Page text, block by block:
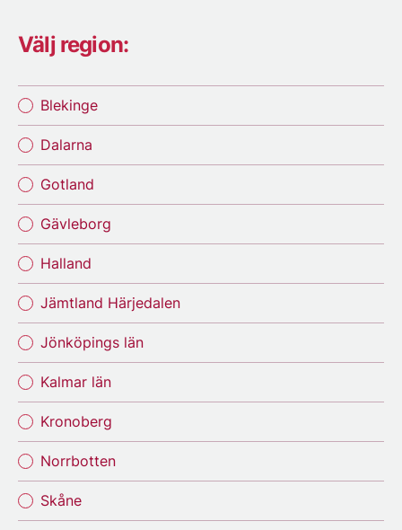
Välj region:
Blekinge
Dalarna
Gotland
Gävleborg
Halland
Jämtland Härjedalen
Jönköpings län
Kalmar län
Kronoberg
Norrbotten
Skåne